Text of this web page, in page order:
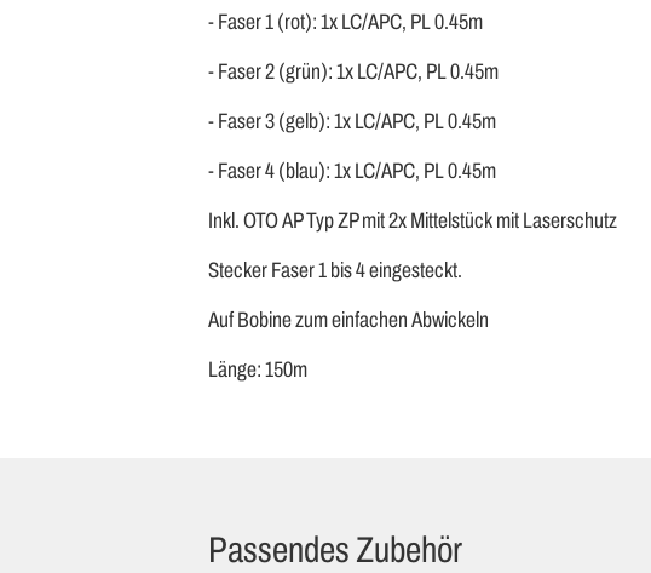
- Faser 1 (rot): 1x LC/APC, PL 0.45m
- Faser 2 (grün): 1x LC/APC, PL 0.45m
- Faser 3 (gelb): 1x LC/APC, PL 0.45m
- Faser 4 (blau): 1x LC/APC, PL 0.45m
Inkl. OTO AP Typ ZP mit 2x Mittelstück mit Laserschutz
Stecker Faser 1 bis 4 eingesteckt.
Auf Bobine zum einfachen Abwickeln
Länge: 150m
Passendes Zubehör